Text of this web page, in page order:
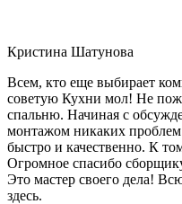
Кристина Шатунова
Всем, кто еще выбирает
советую Кухни мол! Не
спальню. Начиная с
монтажом никаких
быстро и качественно. К
Огромное спасибо
Это мастер своего дела!
здесь.